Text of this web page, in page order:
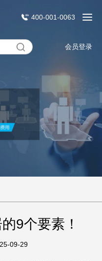
400-001-0063
会员登录
9个要素！
09-29